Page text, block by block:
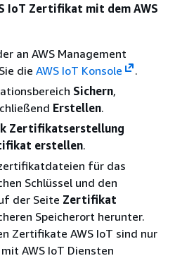
IoT Zertifikat mit dem AWS
an AWS Management
die AWS IoT Konsole
.
Sichern,
Erstellen.
Zertifikatserstellung
erstellen.
für das
Schlüssel und den
der Seite Zertifikat
Speicherort herunter.
Zertifikate AWS IoT sind nur
AWS IoT Diensten